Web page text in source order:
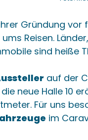
Gründung
Reisen.
sind heiße
auf der
neue Halle 10
Für uns
im